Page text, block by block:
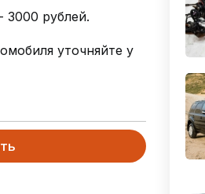
рублей.
уточняйте у